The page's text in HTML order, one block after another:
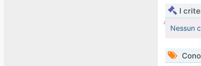
I
Nessun